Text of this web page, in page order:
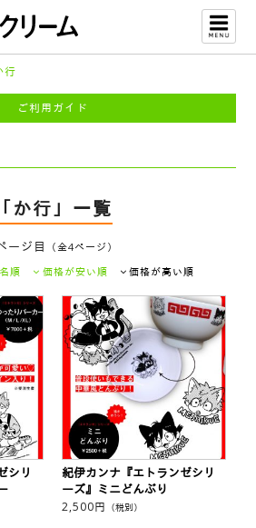
行
ご利用ガイド
「か行」一覧
ージ目
（全4ページ）
順 価格が安い順 価格が高い順
シリ
紀伊カンナ『エトランゼシリ
ーズ』ミニどんぶり
2,500円 （税別）